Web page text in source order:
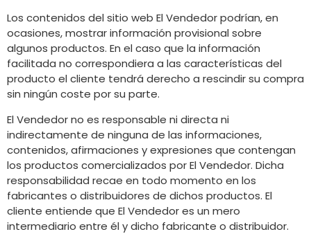
Los contenidos del sitio web El Vendedor podrían, en
ocasiones, mostrar información provisional sobre
algunos productos. En el caso que la información
facilitada no correspondiera a las características del
producto el cliente tendrá derecho a rescindir su compra
sin ningún coste por su parte.
El Vendedor no es responsable ni directa ni
indirectamente de ninguna de las informaciones,
contenidos, afirmaciones y expresiones que contengan
los productos comercializados por El Vendedor. Dicha
responsabilidad recae en todo momento en los
fabricantes o distribuidores de dichos productos. El
cliente entiende que El Vendedor es un mero
intermediario entre él y dicho fabricante o distribuidor.